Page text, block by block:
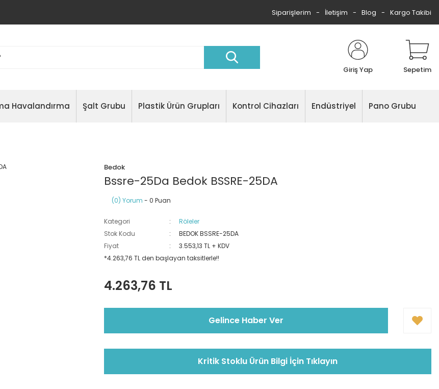
Siparişlerim İletişim Blog Kargo Takibi
Giriş Yap Sepetim
Havalandırma Şalt Grubu Plastik Ürün Grupları Kontrol Cihazları Endüstriyel Pano Grubu
Bedok
Bssre-25Da Bedok BSSRE-25DA
(0) Yorum - 0 Puan
Kategori
Röleler
Stok Kodu
BEDOK BSSRE-25DA
Fiyat
3.553,13 TL + KDV
*4.263,76 TL den başlayan taksitlerle!!
4.263,76 TL
Gelince Haber Ver
Kritik Stoklu Ürün Bilgi İçin Tıklayın